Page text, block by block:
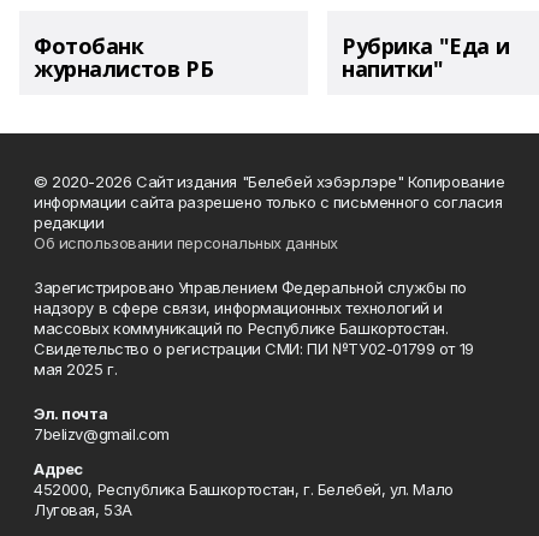
Фотобанк
журналистов РБ
Рубрика "Еда и
напитки"
© 2020-2026 Сайт издания "Белебей хэбэрлэре" Копирование
информации сайта разрешено только с письменного согласия
редакции
Об использовании персональных данных
Зарегистрировано Управлением Федеральной службы по
надзору в сфере связи, информационных технологий и
массовых коммуникаций по Республике Башкортостан.
Свидетельство о регистрации СМИ: ПИ №ТУ02-01799 от 19
мая 2025 г.
Эл. почта
7belizv@gmail.com
Адрес
452000, Республика Башкортостан, г. Белебей, ул. Мало
Луговая, 53А